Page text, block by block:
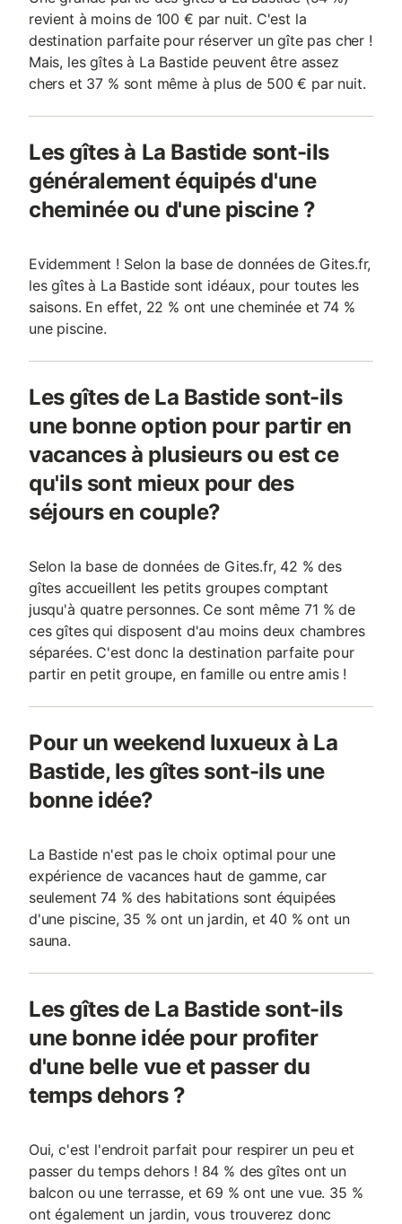
revient à moins de 100 € par nuit. C'est la
destination parfaite pour réserver un gîte pas cher !
Mais, les gîtes à La Bastide peuvent être assez
chers et 37 % sont même à plus de 500 € par nuit.
Les gîtes à La Bastide sont-ils
généralement équipés d'une
cheminée ou d'une piscine ?
Evidemment ! Selon la base de données de Gites.fr,
les gîtes à La Bastide sont idéaux, pour toutes les
saisons. En effet, 22 % ont une cheminée et 74 %
une piscine.
Les gîtes de La Bastide sont-ils
une bonne option pour partir en
vacances à plusieurs ou est ce
qu'ils sont mieux pour des
séjours en couple?
Selon la base de données de Gites.fr, 42 % des
gîtes accueillent les petits groupes comptant
jusqu'à quatre personnes. Ce sont même 71 % de
ces gîtes qui disposent d'au moins deux chambres
séparées. C'est donc la destination parfaite pour
partir en petit groupe, en famille ou entre amis !
Pour un weekend luxueux à La
Bastide, les gîtes sont-ils une
bonne idée?
La Bastide n'est pas le choix optimal pour une
expérience de vacances haut de gamme, car
seulement 74 % des habitations sont équipées
d'une piscine, 35 % ont un jardin, et 40 % ont un
sauna.
Les gîtes de La Bastide sont-ils
une bonne idée pour profiter
d'une belle vue et passer du
temps dehors ?
Oui, c'est l'endroit parfait pour respirer un peu et
passer du temps dehors ! 84 % des gîtes ont un
balcon ou une terrasse, et 69 % ont une vue. 35 %
ont également un jardin, vous trouverez donc